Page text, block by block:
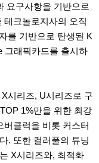
요구사항을 기반으로
테크놀로지사의 오직
를 기반으로 탄생된 K
그래픽카드를 출시하
시리즈, U시리즈로 구
1%만을 위한 최강
버클럭을 비롯 커스터
. 또한 컬러풀의 튜닝
X시리즈와, 최적화